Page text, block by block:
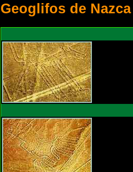
Geoglifos de Nazca